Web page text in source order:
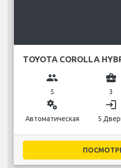
TOYOTA COROLLA
group
5
business_center
3
miscellaneous_services
Автоматическая
login
5